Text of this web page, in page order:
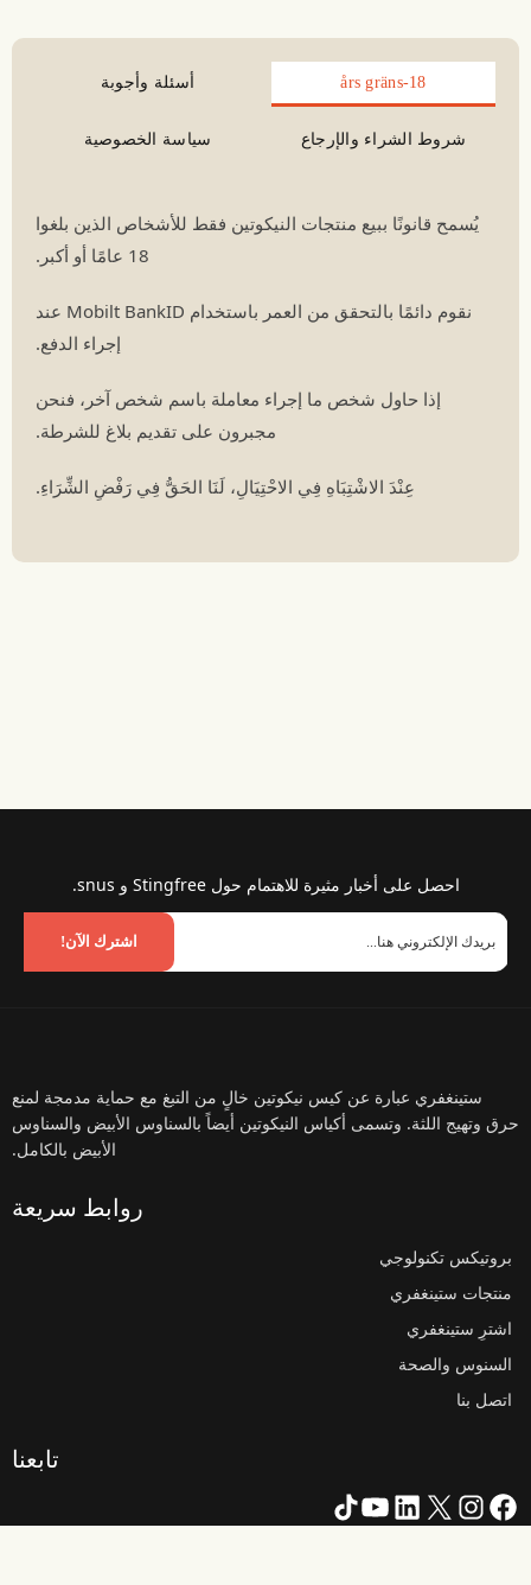
18-års gräns أسئلة وأجوبة
شروط الشراء والإرجاع سياسة الخصوصية
يُسمح قانونًا ببيع منتجات النيكوتين فقط للأشخاص الذين بلغوا
18 عامًا أو أكبر.
نقوم دائمًا بالتحقق من العمر باستخدام Mobilt BankID عند
إجراء الدفع.
إذا حاول شخص ما إجراء معاملة باسم شخص آخر، فنحن
مجبرون على تقديم بلاغ للشرطة.
عِنْدَ الاشْتِبَاهِ فِي الاحْتِيَالِ، لَنَا الحَقُّ فِي رَفْضِ الشِّرَاءِ.
احصل على أخبار مثيرة للاهتمام حول Stingfree و snus.
اشترك الآن!
ستينغفري عبارة عن كيس نيكوتين خالٍ من التبغ مع حماية مدمجة لمنع
حرق وتهيج اللثة. وتسمى أكياس النيكوتين أيضاً بالسناوس الأبيض والسناوس
الأبيض بالكامل.
روابط سريعة
بروتيكس تكنولوجي
منتجات ستينغفري
اشترِ ستينغفري
السنوس والصحة
اتصل بنا
تابعنا
فيسبوك
انستقرام
X لينكد إنيوتيوب
تيك توك